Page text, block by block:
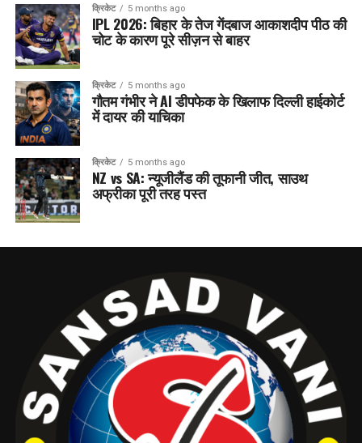
क्रिकेट 5 months ago
IPL 2026: बिहार के तेज गेंदबाज आकाशदीप पीठ की
चोट के कारण पूरे सीज़न से बाहर
क्रिकेट 5 months ago
गौतम गंभीर ने AI डीपफेक के खिलाफ दिल्ली हाईकोर्ट
में दायर की याचिका
क्रिकेट 5 months ago
NZ vs SA: न्यूजीलैंड की तूफानी जीत, साउथ
अफ्रीका पूरी तरह पस्त